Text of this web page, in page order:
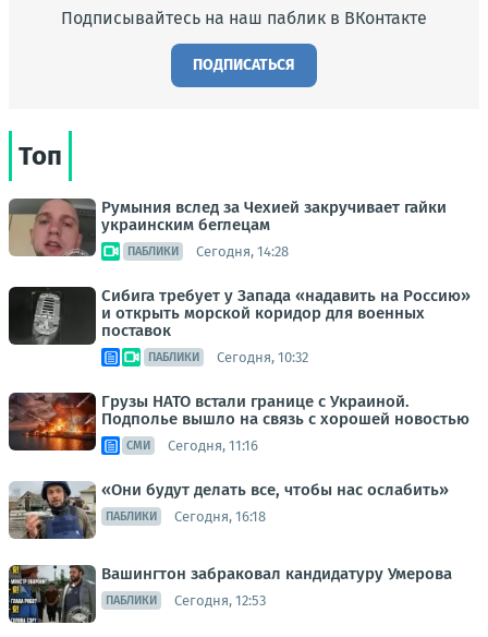
Подписывайтесь на наш паблик в ВКонтакте
ПОДПИСАТЬСЯ
Топ
Румыния вслед за Чехией закручивает гайки
украинским беглецам
ПАБЛИКИ Сегодня, 14:28
Сибига требует у Запада «надавить на Россию»
и открыть морской коридор для военных
поставок
ПАБЛИКИ Сегодня, 10:32
Грузы НАТО встали границе с Украиной.
Подполье вышло на связь с хорошей новостью
СМИ Сегодня, 11:16
«Они будут делать все, чтобы нас ослабить»
ПАБЛИКИ Сегодня, 16:18
Вашингтон забраковал кандидатуру Умерова
ПАБЛИКИ Сегодня, 12:53